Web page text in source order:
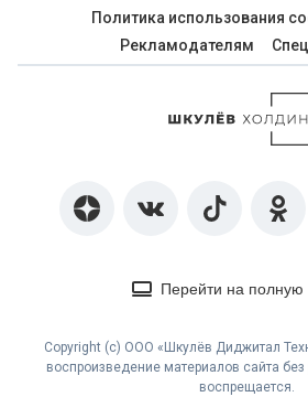
Политика использования
Рекламодателям
Перейти на полную
Copyright (с) ООО «Шкулёв Диджитал
воспроизведение материалов сайта
воспрещается.